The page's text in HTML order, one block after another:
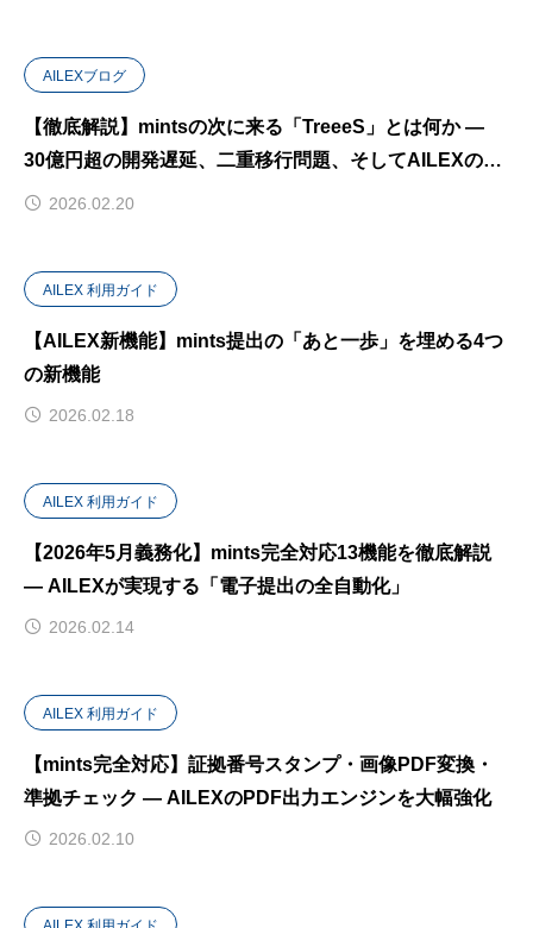
AILEXブログ
【徹底解説】mintsの次に来る「TreeeS」とは何か —
30億円超の開発遅延、二重移行問題、そしてAILEXの対
応戦略
2026.02.20
AILEX 利用ガイド
【AILEX新機能】mints提出の「あと一歩」を埋める4つ
の新機能
2026.02.18
AILEX 利用ガイド
【2026年5月義務化】mints完全対応13機能を徹底解説
— AILEXが実現する「電子提出の全自動化」
2026.02.14
AILEX 利用ガイド
【mints完全対応】証拠番号スタンプ・画像PDF変換・
準拠チェック — AILEXのPDF出力エンジンを大幅強化
2026.02.10